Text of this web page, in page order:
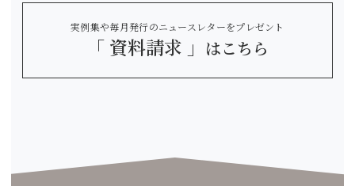
実例集や毎月発行のニュースレターをプレゼント
「 資料請求 」 はこちら